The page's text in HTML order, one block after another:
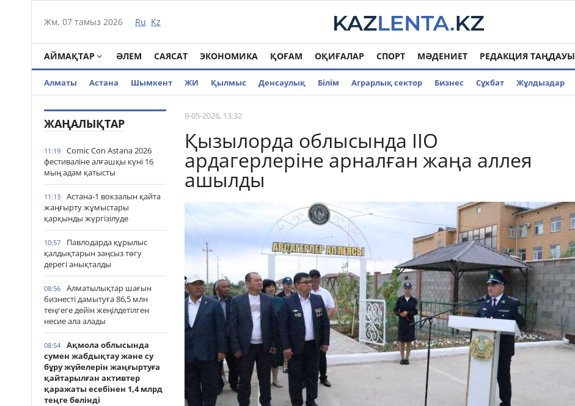
Жм, 07 тамыз 2026 Ru Kz
АЙМАҚТАР ӘЛЕМ САЯСАТ ЭКОНОМИКА ҚОҒАМ ОҚИҒАЛАР СПОРТ МӘДЕНИЕТ РЕДАКЦИЯ ТАҢДАУЫ
Алматы Астана Шымкент ЖИ Қылмыс Денсаулық Білім Аграрлық сектор Бизнес Cұхбат Жұлдыздар
ЖАҢАЛЫҚТАР
11:19
Comic Con Astana 2026
фестиваліне алғашқы күні 16
мың адам қатысты
11:13
Астана-1 вокзалын қайта
жаңғырту жұмыстары
қарқынды жүргізілуде
10:57
Павлодарда құрылыс
қалдықтарын заңсыз төгу
дерегі анықталды
08:56
Алматылықтар шағын
бизнесті дамытуға 86,5 млн
теңгеге дейін жеңілдетілген
несие ала алады
08:54
Ақмола облысында
сумен жабдықтау және су
бұру жүйелерін жаңғыртуға
қайтарылған активтер
қаражаты есебінен 1,4 млрд
теңге бөлінді
9-05-2026, 13:32
Қызылорда облысында ІІО
ардагерлеріне арналған жаңа аллея
ашылды